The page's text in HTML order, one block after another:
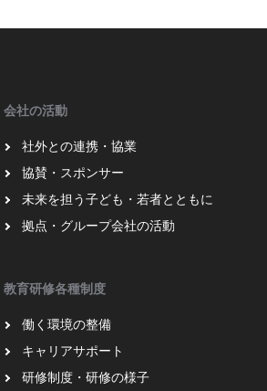
会社の活動
社外との連携・協業
協賛・スポンサー
未来を担う子ども・若者とともに
拠点・グループ会社の活動
教育研修各種制度
働く環境の整備
キャリアサポート
研修制度・研修の様子